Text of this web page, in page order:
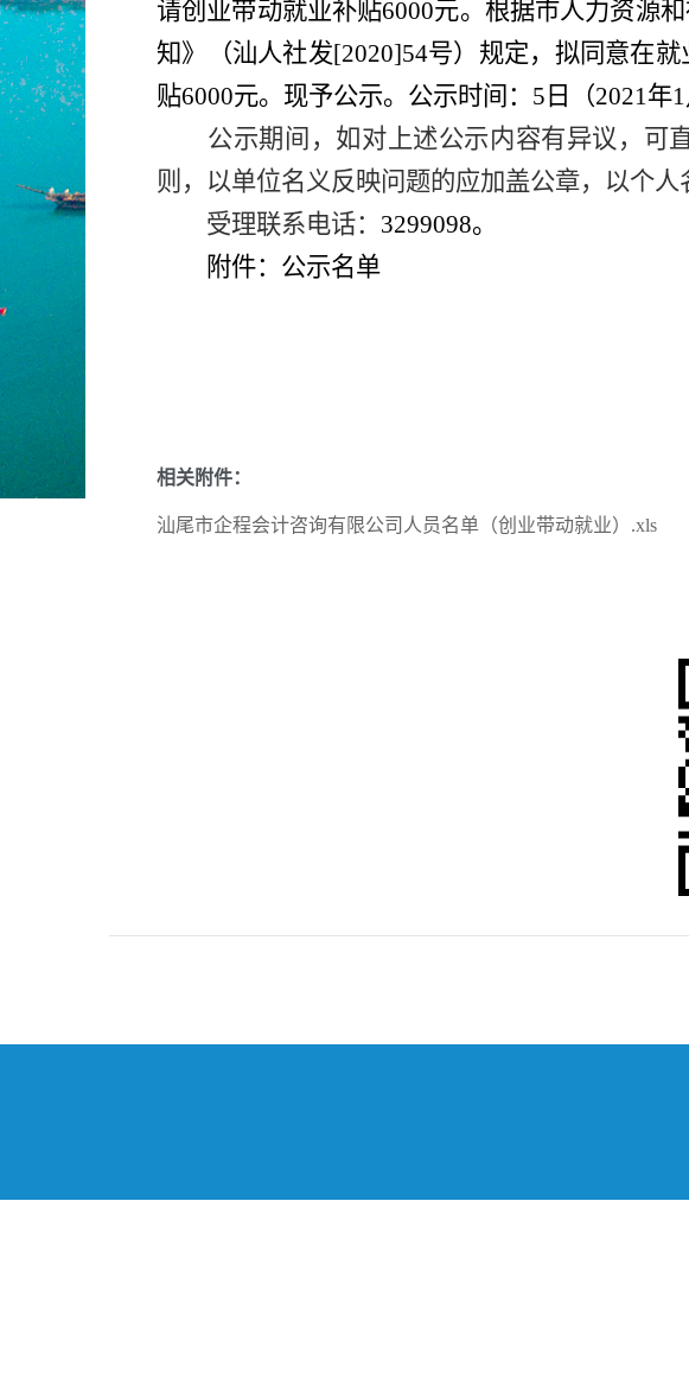
请创业带动就业补贴6000元。根据市人力资源
知》（汕人社发[2020]54号）规定，拟同意在
贴6000元。现予公示。公示时间： 5 日（2021年1
公示期间，如对上述公示内容有异议，可
则，以单位名义反映问题的应加盖公章，以个人
受理联系电话： 3299098。
附件：公示名单
相关附件：
汕尾市企程会计咨询有限公司人员名单（创业带动就业）.xls